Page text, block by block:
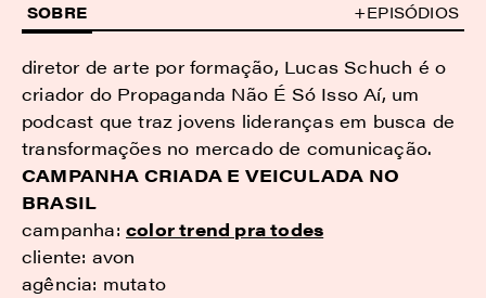
SOBRE +EPISÓDIOS
diretor de arte por formação, Lucas Schuch é o
criador do Propaganda Não É Só Isso Aí, um
podcast que traz jovens lideranças em busca de
transformações no mercado de comunicação.
CAMPANHA CRIADA E VEICULADA NO
BRASIL
campanha: color trend pra todes
cliente: avon
agência: mutato